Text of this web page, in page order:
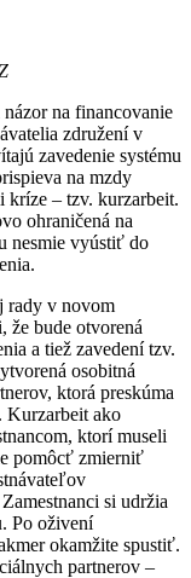
na financovanie
združení v
zavedenie systému
na mzdy
kríze – tzv. kurzarbeit.
ohraničená na
nesmie vyústiť do
rady v novom
že bude otvorená
a tiež zavedení tzv.
osobitná
ktorá preskúma
Kurzarbeit ako
ktorí museli
pomôcť zmierniť
si udržia
Po oživení
okamžite spustiť.
partnerov –